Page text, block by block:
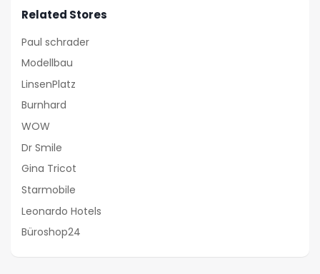
Related Stores
Paul schrader
Modellbau
LinsenPlatz
Burnhard
WOW
Dr Smile
Gina Tricot
Starmobile
Leonardo Hotels
Büroshop24